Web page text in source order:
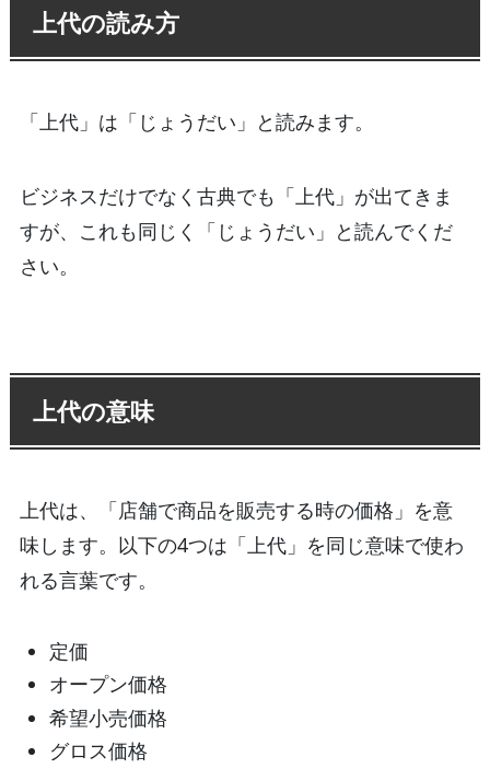
上代の読み方
「上代」は「じょうだい」と読みます。
ビジネスだけでなく古典でも「上代」が出てきま
すが、これも同じく「じょうだい」と読んでくだ
さい。
上代の意味
上代は、「店舗で商品を販売する時の価格」を意
味します。以下の4つは「上代」を同じ意味で使わ
れる言葉です。
定価
オープン価格
希望小売価格
グロス価格